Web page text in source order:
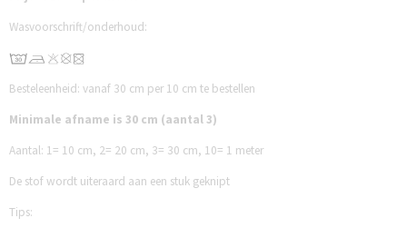
Wasvoorschrift/onderhoud:
Besteleenheid: vanaf 30 cm per 10 cm te bestellen
Minimale afname is 30 cm (aantal 3)
Aantal: 1= 10 cm, 2= 20 cm, 3= 30 cm, 10= 1 meter
De stof wordt uiteraard aan een stuk geknipt
Tips: